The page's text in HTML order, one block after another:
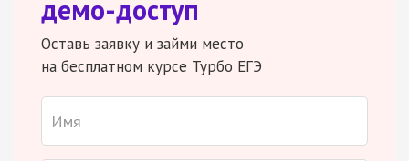
демо-доступ
Оставь заявку и займи место
на бесплатном курсе Турбо ЕГЭ